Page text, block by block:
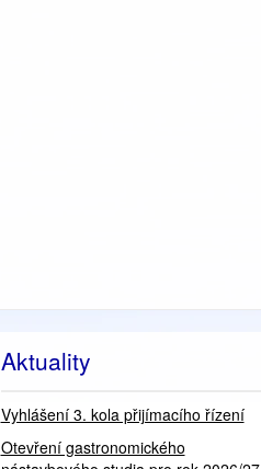
Aktuality
Vyhlášení 3. kola přijímacího řízení
Otevření gastronomického